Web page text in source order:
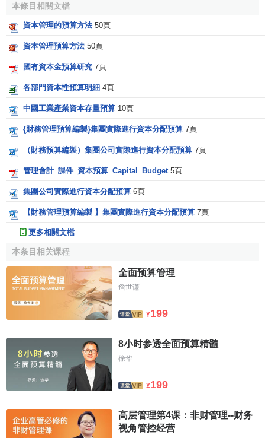
增長，收支內容發生較大變化，用於生產性
斷增加，國有經濟的比重日益上升。在這種背景之下，傳統
的單式預算已不能反映政府日益豐富的全部
不利於國家
工具。於是，複式預算應運而生。1927年，丹麥首先將
預算分成經常預算和資本(投資)預算。為配合羅斯福“新政”的
將預算分成“正常”和“非正常”兩部分。此後，1938年，瑞典政
府開始實行複式預算。瑞典著名財政學家A．塞納在闡述其資
本預算產生的歷史背景時指出： “1911年起瑞典設立了很
多‘資本性基金’，依靠這些基金積累了一些‘生產性資本’歸國
家所有。生產性資本是指能產生直接貨幣收益的資本，例如
鐵路、通訊、水利電力 工程和森林等公有資產”。當時瑞典政
府將國家預算收入
為經常性支出，另一部分為
的撥款。在這種條件下。1937年瑞典預算政策
引用了資本預算，並於1938年開始實行。
概括而言，西方國家先後採納資本預算的歷史原因主要
(1)政府 財政支出用於經濟建設方面的比重增加，這部分
支出與過去的政府行政經費的性質不同，
單獨反映。
個重要方面，國有資產
的投入、運行和收益越來越占有重要
地位。
本條目相關文檔
資本管理的預算方法 50頁
資本管理預算方法 50頁
國有資本金預算研究 7頁
各部門資本性預算明細 4頁
中國工業產業資本存量預算 10頁
{財務管理預算編製}集團實際進行資本分配預算 7頁
（財務預算編製）集團公司實際進行資本分配預算 7頁
管理會計_課件_資本預算_Capital_Budget 5頁
集團公司實際進行資本分配預算 6頁
【財務管理預算編製 】集團實際進行資本分配預算 7頁
更多相關文檔
本条目相关课程
全面预算管理
詹世谦
¥199
8小时参透全面预算精髓
徐华
¥199
高层管理第4课：非财管理--财务
视角管控经营